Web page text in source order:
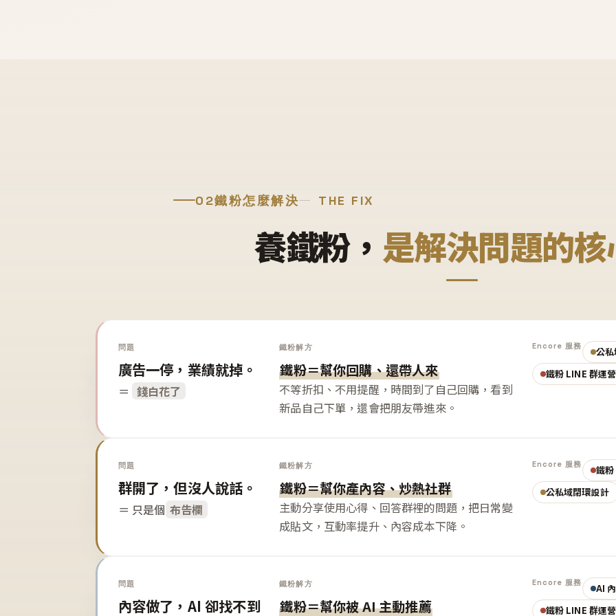
02鐵粉怎麼解決 THE FIX
養鐵粉， 是解決問題的
問題
廣告一停，業績就掉。
＝ 錢白花了
鐵粉解方
鐵粉＝幫你回購、還帶人來
不等折扣、不用提醒，時間到了自己回購，看到
新品自己下單，還會把朋友帶進來。
Encore 服務
公
鐵粉 LINE 群運營
問題
群開了，但沒人說話。
＝ 只是個 布告欄
鐵粉解方
鐵粉＝幫你產內容、炒熱社群
主動分享使用心得、回答群裡的問題，把日常變
成貼文，互動率提升、內容成本下降。
Encore 服務
鐵
公私域閉環設計
問題
內容做了，AI 卻找不到
鐵粉解方
鐵粉＝幫你被 AI 主動推薦
Encore 服務
AI
鐵粉 LINE 群運營